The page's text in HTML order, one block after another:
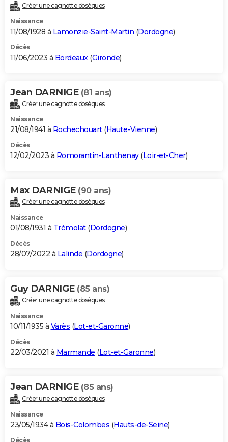
Créer une cagnotte obsèques
Naissance
11/08/1928 à Lamonzie-Saint-Martin (Dordogne)
Décès
11/06/2023 à Bordeaux (Gironde)
Jean DARNIGE (81 ans)
Créer une cagnotte obsèques
Naissance
21/08/1941 à Rochechouart(Haute-Vienne)
Décès
12/02/2023 à Romorantin-Lanthenay(Loir-et-Cher)
Max DARNIGE (90 ans)
Créer une cagnotte obsèques
Naissance
01/08/1931 à Trémolat(Dordogne)
Décès
28/07/2022 à Lalinde (Dordogne)
Guy DARNIGE (85 ans)
Créer une cagnotte obsèques
Naissance
10/11/1935 à Varès (Lot-et-Garonne)
Décès
22/03/2021 à Marmande (Lot-et-Garonne)
Jean DARNIGE (85 ans)
Créer une cagnotte obsèques
Naissance
23/05/1934 à Bois-Colombes (Hauts-de-Seine)
Décès